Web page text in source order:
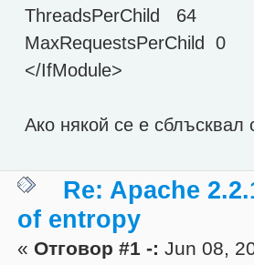
ThreadsPerChild 64
MaxRequestsPerChild 0
</IfModule>
Ако някой се е сблъсквал
Re: Apache
of entropy
« Отговор #1 -: Jun 08,